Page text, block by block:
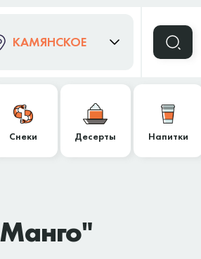
КАМЯНСКОЕ
Снеки Десерты Напитки